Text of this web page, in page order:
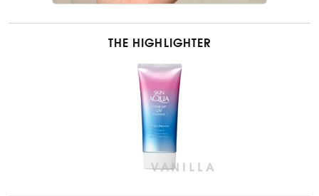
THE HIGHLIGHTER